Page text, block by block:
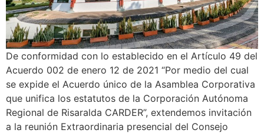
De conformidad con lo establecido en el Artículo 49 del
Acuerdo 002 de enero 12 de 2021 “Por medio del cual
se expide el Acuerdo único de la Asamblea Corporativa
que unifica los estatutos de la Corporación Autónoma
Regional de Risaralda CARDER”, extendemos invitación
a la reunión Extraordinaria presencial del Consejo